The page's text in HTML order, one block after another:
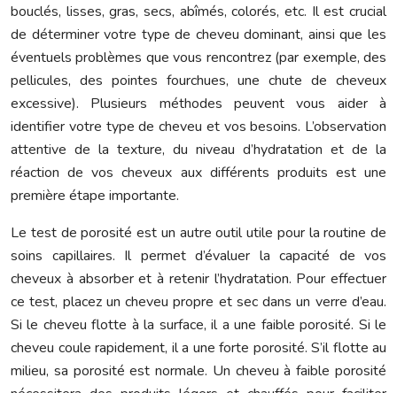
bouclés, lisses, gras, secs, abîmés, colorés, etc. Il est crucial
de déterminer votre type de cheveu dominant, ainsi que les
éventuels problèmes que vous rencontrez (par exemple, des
pellicules, des pointes fourchues, une chute de cheveux
excessive). Plusieurs méthodes peuvent vous aider à
identifier votre type de cheveu et vos besoins. L’observation
attentive de la texture, du niveau d’hydratation et de la
réaction de vos cheveux aux différents produits est une
première étape importante.
Le test de porosité est un autre outil utile pour la routine de
soins capillaires. Il permet d’évaluer la capacité de vos
cheveux à absorber et à retenir l’hydratation. Pour effectuer
ce test, placez un cheveu propre et sec dans un verre d’eau.
Si le cheveu flotte à la surface, il a une faible porosité. Si le
cheveu coule rapidement, il a une forte porosité. S’il flotte au
milieu, sa porosité est normale. Un cheveu à faible porosité